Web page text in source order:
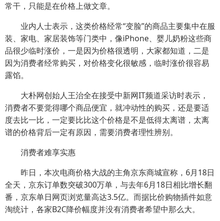
常干，只能是在价格上做文章。
业内人士表示，这类价格经常“变脸”的商品主要集中在服
装、家电、家居装饰等门类中，像iPhone、婴儿奶粉这些商
品很少临时涨价，一是因为价格很透明，大家都知道，二是
因为消费者经常购买，对价格变化很敏感，临时涨价很容易
露馅。
大朴网创始人王治全在接受中新网IT频道采访时表示，
消费者不要觉得哪个商品便宜，就冲动性的购买，还是要适
度去比一比，一定要比比这个价格是不是低得太离谱，太离
谱的价格背后一定有原因，需要消费者理性辨别。
消费者难享实惠
昨日，本次电商价格大战的主角京东商城宣称，6月18日
全天，京东订单数突破300万单，与去年6月18日相比增长翻
番，京东单日网页浏览量高达3.5亿。而据比价购物插件如意
淘统计，各家B2C降价幅度并没有消费者希望中那么大。